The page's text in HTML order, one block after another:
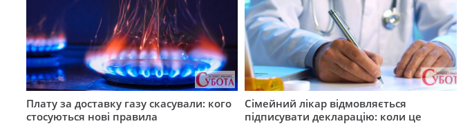
Плату за доставку газу скасували: кого
стосуються нові правила
Сімейний лікар відмовляється
підписувати декларацію: коли це